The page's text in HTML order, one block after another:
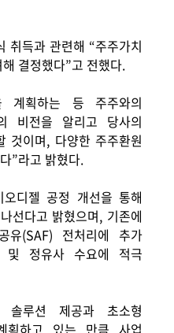
취득과 관련해 “주주가치
결정했다”고 전했다.
계획하는 등 주주와의
비전을 알리고 당사의
것이며, 다양한 주주환원
”라고 밝혔다.
디젤 공정 개선을 통해
선다고 밝혔으며, 기존에
유(SAF) 전처리에 추가
및 정유사 수요에 적극
솔루션 제공과 초소형
획하고 있는 만큼 사업